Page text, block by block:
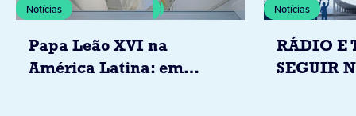
Notícias
Papa Leão XVI na
América Latina: em
Notícias
RÁDIO E
SEGUIR